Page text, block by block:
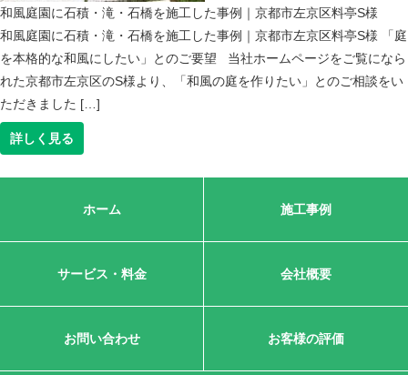
和風庭園に石積・滝・石橋を施工した事例｜京都市左京区料亭S様
和風庭園に石積・滝・石橋を施工した事例｜京都市左京区料亭S様 「庭
を本格的な和風にしたい」とのご要望 当社ホームページをご覧になら
れた京都市左京区のS様より、「和風の庭を作りたい」とのご相談をい
ただきました […]
詳しく見る
ホーム 施工事例
サービス・料金 会社概要
お問い合わせ お客様の評価